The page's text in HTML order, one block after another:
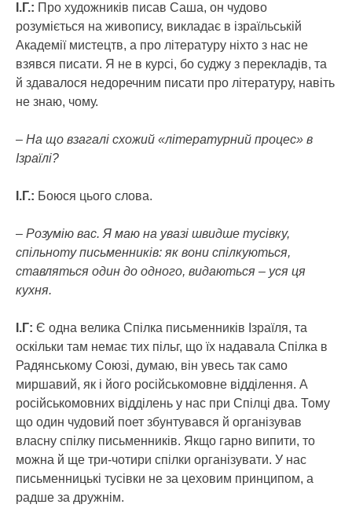
І.Г.: Про художників писав Саша, он чудово
розуміється на живопису, викладає в ізраїльській
Академії мистецтв, а про літературу ніхто з нас не
взявся писати. Я не в курсі, бо суджу з перекладів, та
й здавалося недоречним писати про літературу, навіть
не знаю, чому.
– На що взагалі схожий «літературний процес» в
Ізраїлі?
І.Г.: Боюся цього слова.
– Розумію вас. Я маю на увазі швидше тусівку,
спільноту письменників: як вони спілкуються,
ставляться один до одного, видаються – уся ця
кухня.
І.Г: Є одна велика Спілка письменників Ізраїля, та
оскільки там немає тих пільг, що їх надавала Спілка в
Радянському Союзі, думаю, він увесь так само
миршавий, як і його російськомовне відділення. А
російськомовних відділень у нас при Спілці два. Тому
що один чудовий поет збунтувався й організував
власну спілку письменників. Якщо гарно випити, то
можна й ще три-чотири спілки організувати. У нас
письменницькі тусівки не за цеховим принципом, а
радше за дружнім.